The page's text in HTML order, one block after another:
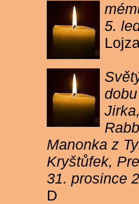
5.
Manonka z
Kryštůfek,
31. prosince
D